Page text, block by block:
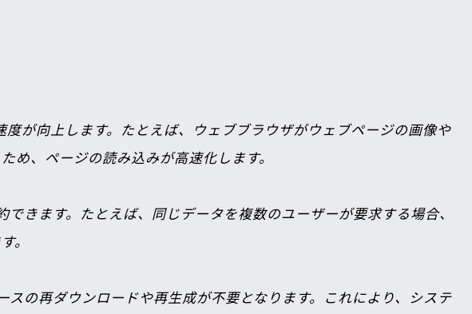
が向上します。たとえば、ウェブブラウザがウェブページの画像や
、ページの読み込みが高速化します。
きます。たとえば、同じデータを複数のユーザーが要求する場合、
。
の再ダウンロードや再生成が不要となります。これにより、システ